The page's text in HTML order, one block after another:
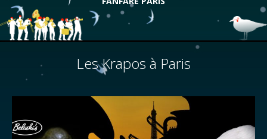
Les Krapos à Paris